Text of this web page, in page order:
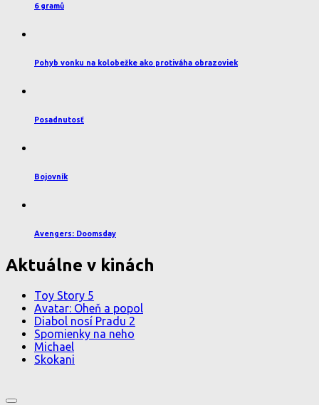
6 gramů
Pohyb vonku na kolobežke ako protiváha obrazoviek
Posadnutosť
Bojovník
Avengers: Doomsday
Aktuálne v kinách
Toy Story 5
Avatar: Oheň a popol
Diabol nosí Pradu 2
Spomienky na neho
Michael
Skokani